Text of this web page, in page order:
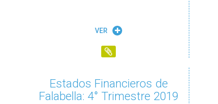
VER
Estados Financieros de
Falabella: 4° Trimestre 2019